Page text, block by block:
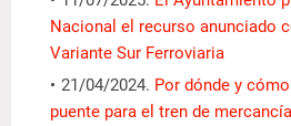
Nacional el recurso anunciado
Variante Sur Ferroviaria
21/04/2024. Por dónde y
puente para el tren de